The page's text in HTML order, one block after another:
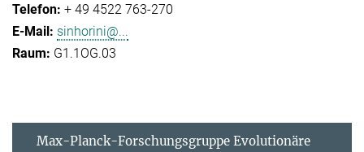
+ 49 4522 763-270
sinhorini@...
G1.1OG.03
Max-Planck-Forschungsgruppe Evolutionäre